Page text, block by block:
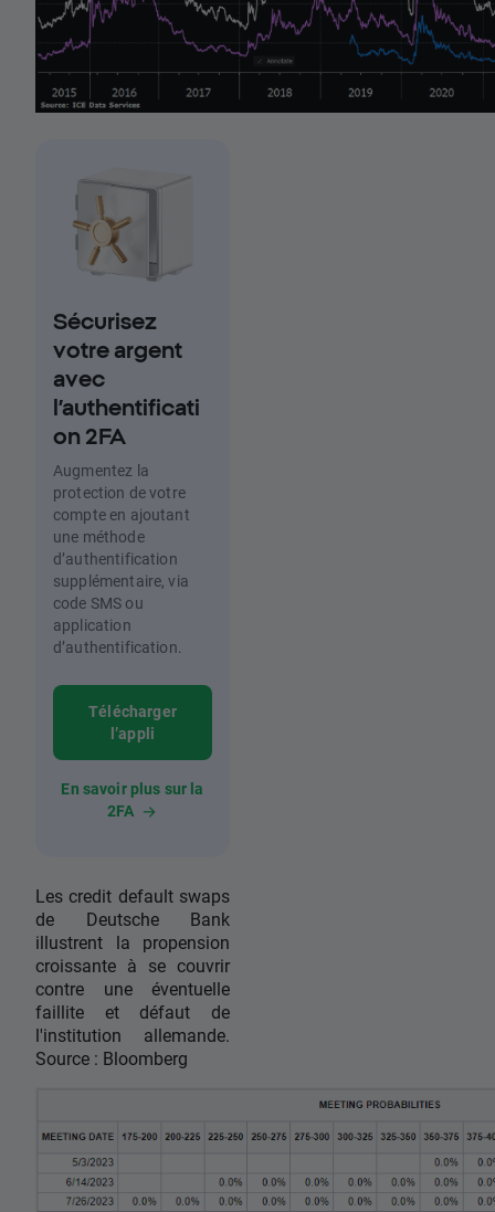
Sécurisez
votre argent
avec
l’authentificati
on 2FA
Augmentez la
protection de votre
compte en ajoutant
une méthode
d’authentification
supplémentaire, via
code SMS ou
application
d’authentification.
Télécharger
l’appli
En savoir plus sur la
2FA
Les credit default swaps
de Deutsche Bank
illustrent la propension
croissante à se couvrir
contre une éventuelle
faillite et défaut de
l'institution allemande.
Source : Bloomberg